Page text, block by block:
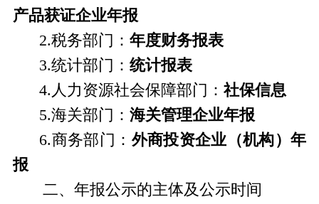
产品获证企业年报
2.税务部门：年度财务报表
3.统计部门：统计报表
4. 人力资源社会保障部门：社保信息
5.海关部门：海关管理企业年报
6.商务部门： 外商投资企业（机构）年
报
二、年报公示的主体及公示时间